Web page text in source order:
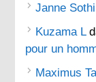
Janne Sothi
Kuzama L
pour un
Maximus